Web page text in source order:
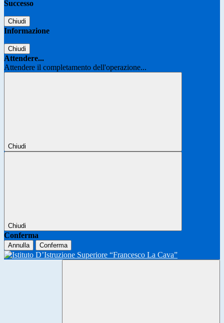
Successo
Chiudi
Informazione
Chiudi
Attendere...
Attendere il completamento dell'operazione...
Chiudi
Chiudi
Conferma
Annulla Conferma